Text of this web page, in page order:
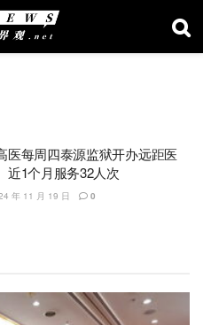
医每周四泰源监狱开办远距医
1个月服务32人次
年 11 月 19 日 0